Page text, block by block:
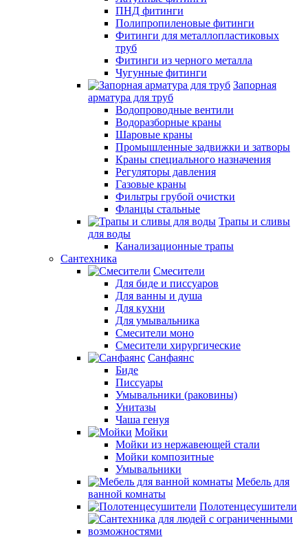
ПНД фитинги
Полипропиленовые фитинги
Фитинги для металлопластиковых
труб
Фитинги из черного металла
Чугунные фитинги
Запорная
арматура для труб
Водопроводные вентили
Водоразборные краны
Шаровые краны
Промышленные задвижки и затворы
Краны специального назначения
Регуляторы давления
Газовые краны
Фильтры грубой очистки
Фланцы стальные
Трапы и сливы
для воды
Канализационные трапы
Сантехника
Смесители
Для биде и писсуаров
Для ванны и душа
Для кухни
Для умывальника
Смесители моно
Смесители хирургические
Санфаянс
Биде
Писсуары
Умывальники (раковины)
Унитазы
Чаша генуя
Мойки
Мойки из нержавеющей стали
Мойки композитные
Умывальники
Мебель для
ванной комнаты
Полотенцесушители